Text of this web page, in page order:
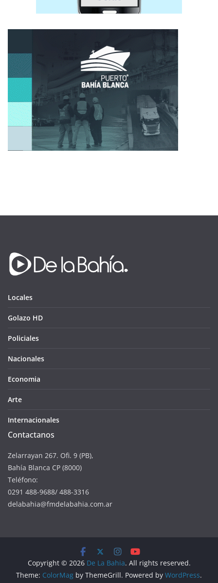
Locales
Golazo HD
Policiales
Nacionales
Economia
Arte
Internacionales
Contactanos
Zelarrayan 267. Ofi. 9 (PB),
Bahía Blanca CP (8000)
Teléfono:
0291 488-9688/ 488-3316
delabahia@fmdelabahia.com.ar
Copyright © 2026 De La Bahia. All rights reserved.
Theme: ColorMag by ThemeGrill. Powered by WordPress.